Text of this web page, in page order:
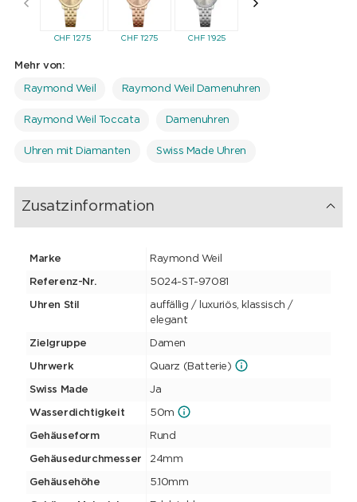
CHF1'275 CHF1'275 CHF1'925
Mehr von:
Raymond Weil Raymond Weil Damenuhren
Raymond Weil Toccata Damenuhren
Uhren mit Diamanten Swiss Made Uhren
Zusatzinformation
Marke Raymond Weil
Referenz-Nr. 5024-ST-97081
Uhren Stil
auffällig / luxuriös, klassisch /
elegant
Zielgruppe Damen
Uhrwerk Quarz (Batterie)
Swiss Made Ja
Wasserdichtigkeit 50m
Gehäuseform Rund
Gehäusedurchmesser 24mm
Gehäusehöhe 5.10mm